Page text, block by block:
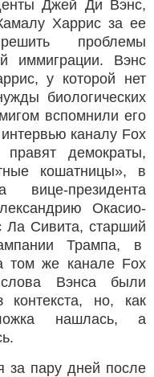
Джей Ди Вэнс,
Харрис за ее
проблемы
иммиграции. Вэнс
у которой нет
биологических
вспомнили его
каналу Fox
демократы,
кошатницы», в
вице-президента
Окасио-
Ла Сивита, старший
Трампа, в
том же канале Fox
Вэнса были
контекста, но, как
нашлась, а
за пару дней после